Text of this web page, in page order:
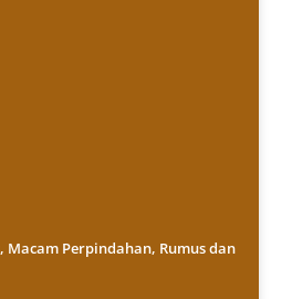
Macam Perpindahan, Rumus dan